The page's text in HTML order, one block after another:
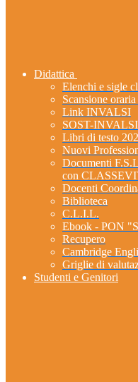
Didattica
Elenchi e sigle
Scansione
Link INVALSI
SOST-INVALSI
Libri di testo
Nuovi
Documenti
con
Docenti
Biblioteca
C.L.I.L.
Ebook - PON
Recupero
Cambridge
Griglie di
Studenti e Genitori